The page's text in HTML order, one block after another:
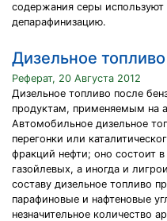
содержания серы используют
депарафинизацию.
Дизельное топливо
Реферат, 20 Августа 2012
Дизельное топливо после
продуктам, применяемым на
Автомобильное дизельное
перегонки или
фракций нефти; оно состоит
газойлевых, а иногда и
составу дизельное топливо
парафиновые и нафтеновые
незначительное количество